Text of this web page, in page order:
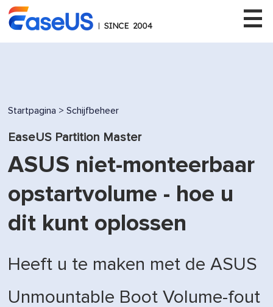
Startpagina > Schijfbeheer
EaseUS Partition Master
ASUS niet-monteerbaar
opstartvolume - hoe u
dit kunt oplossen
Heeft u te maken met de ASUS
Unmountable Boot Volume-fout